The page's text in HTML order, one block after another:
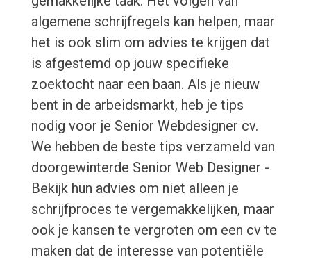
algemene schrijfregels kan helpen, maar
het is ook slim om advies te krijgen dat
is afgestemd op jouw specifieke
zoektocht naar een baan. Als je nieuw
bent in de arbeidsmarkt, heb je tips
nodig voor je Senior Webdesigner cv.
We hebben de beste tips verzameld van
doorgewinterde Senior Web Designer -
Bekijk hun advies om niet alleen je
schrijfproces te vergemakkelijken, maar
ook je kansen te vergroten om een cv te
maken dat de interesse van potentiële